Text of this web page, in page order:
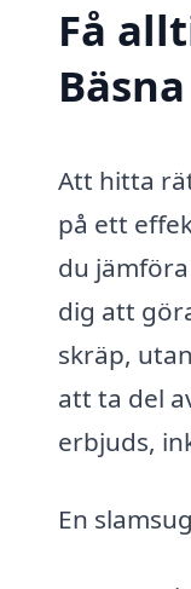
Få
Bäsna
Att hitta
på ett
du
dig att
skräp,
att ta del
erbjuds,
En